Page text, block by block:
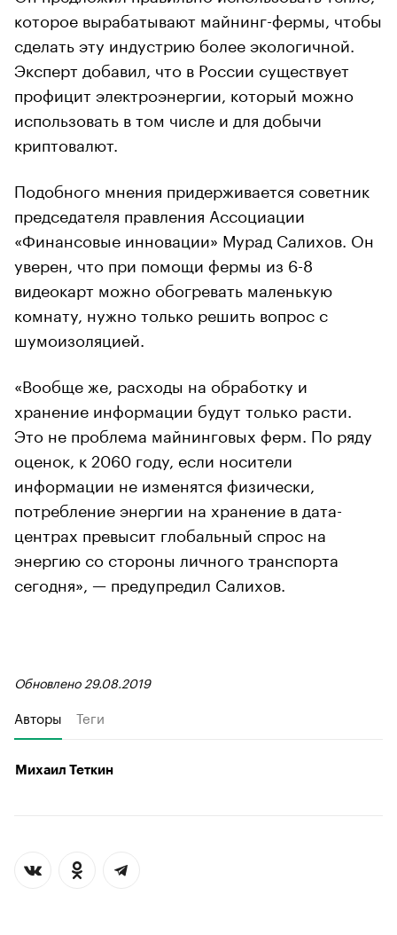
которое вырабатывают майнинг-фермы, чтобы
сделать эту индустрию более экологичной.
Эксперт добавил, что в России существует
профицит электроэнергии, который можно
использовать в том числе и для добычи
криптовалют.
Подобного мнения придерживается советник
председателя правления Ассоциации
«Финансовые инновации» Мурад Салихов. Он
уверен, что при помощи фермы из 6-8
видеокарт можно обогревать маленькую
комнату, нужно только решить вопрос с
шумоизоляцией.
«Вообще же, расходы на обработку и
хранение информации будут только расти.
Это не проблема майнинговых ферм. По ряду
оценок, к 2060 году, если носители
информации не изменятся физически,
потребление энергии на хранение в дата-
центрах превысит глобальный спрос на
энергию со стороны личного транспорта
сегодня», — предупредил Салихов.
Обновлено 29.08.2019
Авторы Теги
Михаил Теткин